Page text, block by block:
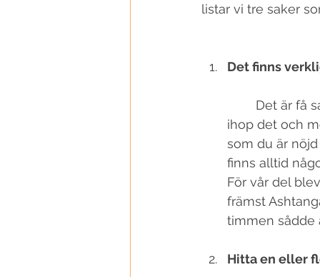
listar vi tre saker
Det finns
ihop det och
som du är
finns alltid
För vår del
främst
timmen sådde
Hitta en eller